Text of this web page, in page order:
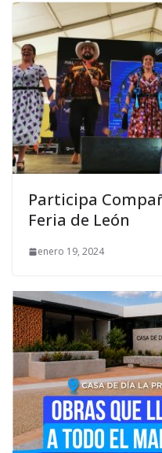
Participa
Feria de León
enero 19, 2024